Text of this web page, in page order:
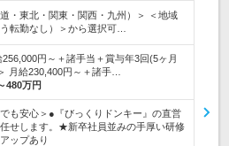
・東北・関東・関西・九州）＞ ＜地域
転勤なし）＞から選択可…
256,000円～＋諸手当＋賞与年3回(5ヶ月
月給230,400円～＋諸手…
480万円
も安心＞●『びっくりドンキー』の直営
せします。★新卒社員並みの手厚い研修
ップあり